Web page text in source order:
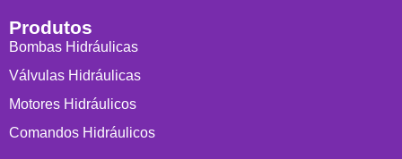
Produtos
Bombas Hidráulicas
Válvulas Hidráulicas
Motores Hidráulicos
Comandos Hidráulicos